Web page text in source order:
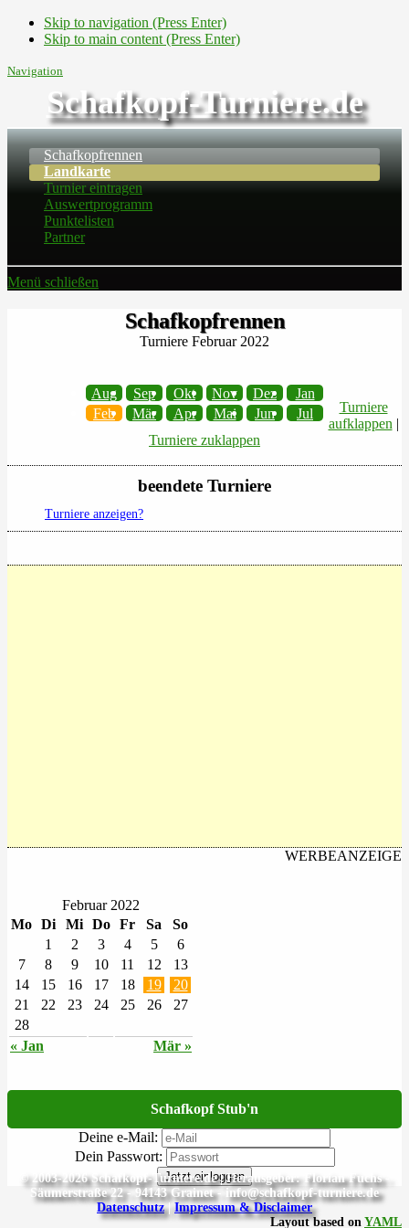
Skip to navigation (Press Enter)
Skip to main content (Press Enter)
Navigation
Schafkopf-Turniere.de
Schafkopfrennen
Landkarte
Turnier eintragen
Auswertprogramm
Punktelisten
Partner
Menü schließen
Schafkopfrennen
Turniere Februar 2022
Aug Sep Okt Nov Dez
Jan
Feb
Mär Apr Mai Jun Jul
Turniere
aufklappen |
Turniere zuklappen
beendete Turniere
Turniere anzeigen?
WERBEANZEIGE
Februar 2022
Mo Di Mi Do Fr Sa So
« Jan Mär »
1 2 3 4 5
6
7
8 9 10 11 12
13
14
15 16 17 18 19
20
21
22 23 24 25 26
27
28
Schafkopf Stub'n
Deine e-Mail:
Dein Passwort:
Jetzt einloggen
© 2003-2026 Schafkopf-Turniere.de | Herausgeber: Florian Fuchs -
Säumerstraße 22 - 94143 Grainet - info@schafkopf-turniere.de
Datenschutz| Impressum & Disclaimer
Layout based on YAML